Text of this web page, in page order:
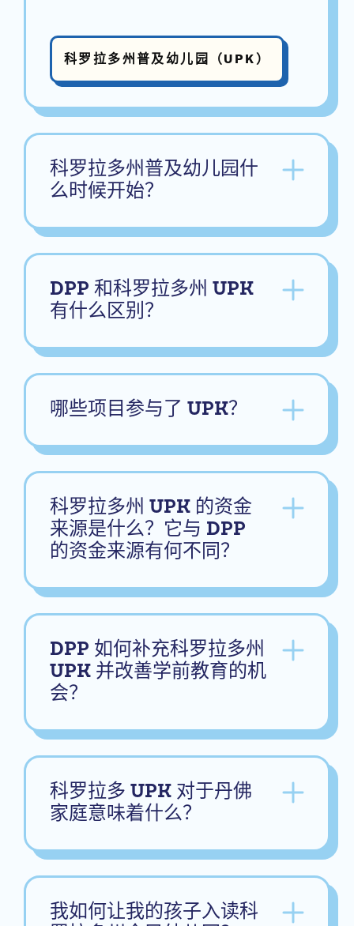
科罗拉多州普及幼儿园（UPK）
科罗拉多州普及幼儿园什
么时候开始？
DPP 和科罗拉多州 UPK
有什么区别？
哪些项目参与了 UPK？
科罗拉多州 UPK 的资金
来源是什么？它与 DPP
的资金来源有何不同？
DPP 如何补充科罗拉多州
UPK 并改善学前教育的机
会？
科罗拉多 UPK 对于丹佛
家庭意味着什么？
我如何让我的孩子入读科